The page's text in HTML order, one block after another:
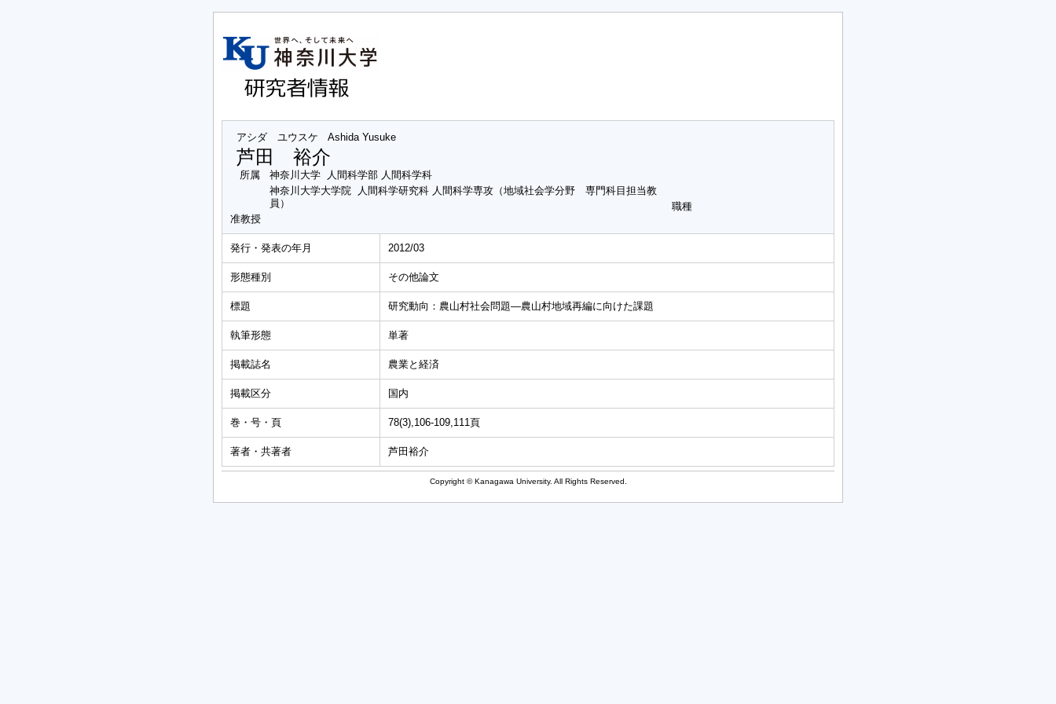
アシダ ユウスケ Ashida Yusuke
芦田 裕介
所属
神奈川大学 人間科学部 人間科学科
神奈川大学大学院 人間科学研究科 人間科学専攻（地域社会学分野 専門科目担当教
員）
職種
准教授
発行・発表の年月 2012/03
形態種別 その他論文
標題 研究動向：農山村社会問題―農山村地域再編に向けた課題
執筆形態 単著
掲載誌名 農業と経済
掲載区分 国内
巻・号・頁 78(3),106-109,111頁
著者・共著者 芦田裕介
Copyright © Kanagawa University. All Rights Reserved.